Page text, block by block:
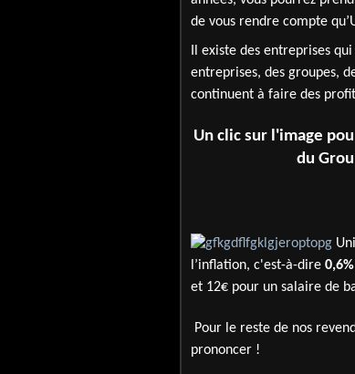
de vous rendre compte
Il existe des entreprises
entreprises, des groupes,
continuent à faire des
Un clic sur l'image
du
l’inflation, c'est-à-dire 0,6%
et 12€ pour un salaire de
Pour le reste de nos
prononcer !